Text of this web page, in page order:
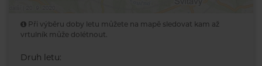
Při výběru doby letu můžete na mapě sledovat kam až
vrtulník může dolétnout.
Druh letu: